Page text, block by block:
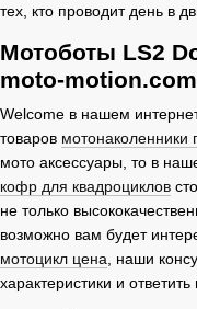
тех, кто проводит день в
Мотоботы LS2
moto-
Welcome в нашем
товаров мотонаколенники
мото аксессуары, то в
кофр для квадроциклов
не только
возможно вам будет
мотоцикл цена , наши
характеристики и